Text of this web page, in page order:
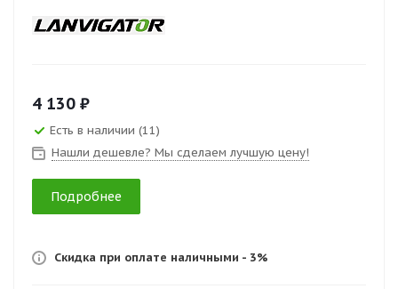
4 130 ₽
Есть в наличии (11)
Нашли дешевле? Мы сделаем лучшую цену!
Подробнее
Скидка при оплате наличными - 3%